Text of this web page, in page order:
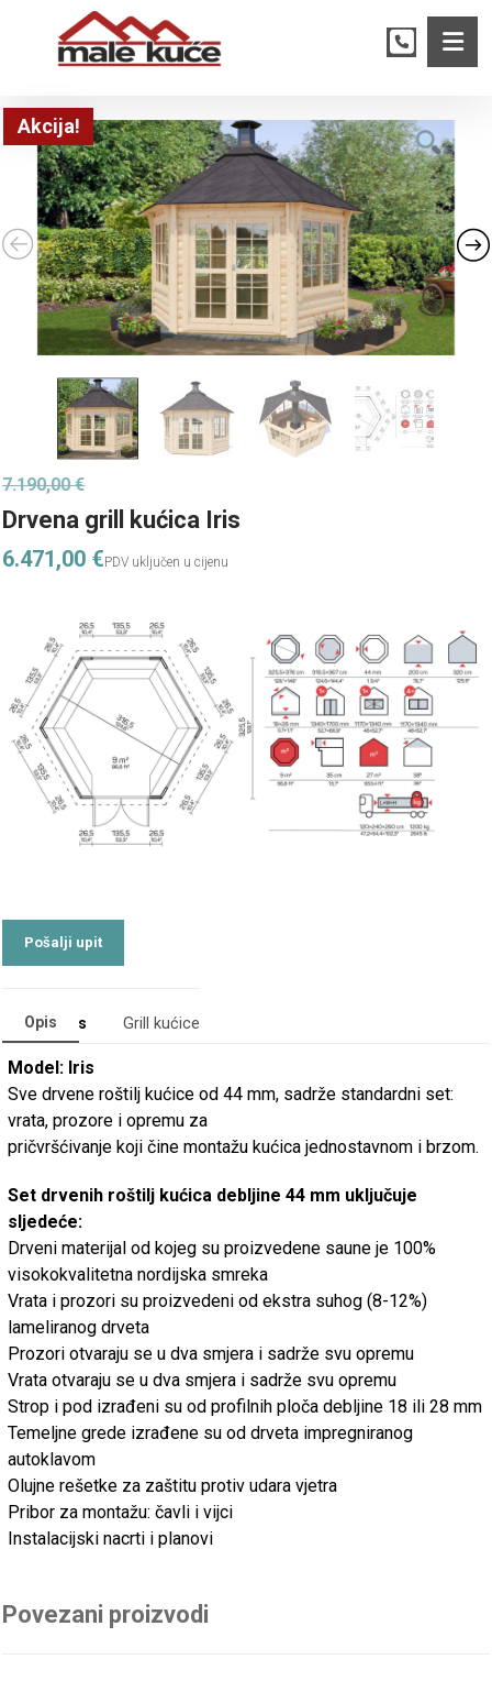
Akcija!
Drvena grill kućica Iris
7.190,00€
6.471,00 €
Categories Grill kućice
Opis
Model: Iris
Sve drvene roštilj kućice od 44 mm, sadrže standardni set:
vrata, prozore i opremu za
pričvršćivanje koji čine montažu kućica jednostavnom i brzom.
Set drvenih roštilj kućica debljine 44 mm uključuje
sljedeće:
Drveni materijal od kojeg su proizvedene saune je 100%
visokokvalitetna nordijska smreka
Vrata i prozori su proizvedeni od ekstra suhog (8-12%)
lameliranog drveta
Prozori otvaraju se u dva smjera i sadrže svu opremu
Vrata otvaraju se u dva smjera i sadrže svu opremu
Strop i pod izrađeni su od profilnih ploča debljine 18 ili 28 mm
Temeljne grede izrađene su od drveta impregniranog
autoklavom
Olujne rešetke za zaštitu protiv udara vjetra
Pribor za montažu: čavli i vijci
Instalacijski nacrti i planovi
Povezani proizvodi